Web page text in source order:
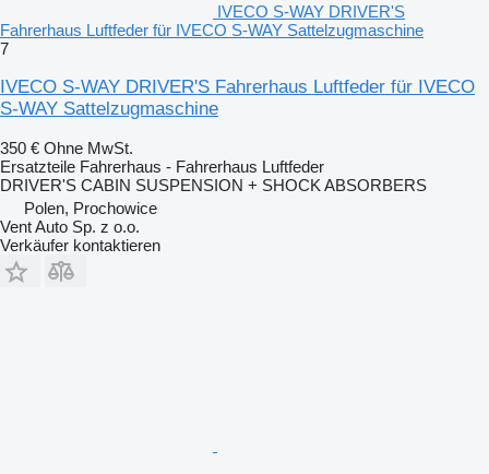
IVECO S-WAY DRIVER'S
Fahrerhaus Luftfeder für IVECO S-WAY Sattelzugmaschine
7
IVECO S-WAY DRIVER'S Fahrerhaus Luftfeder für IVECO
S-WAY Sattelzugmaschine
350 € Ohne MwSt.
Ersatzteile Fahrerhaus - Fahrerhaus Luftfeder
DRIVER'S CABIN SUSPENSION + SHOCK ABSORBERS
Polen, Prochowice
Vent Auto Sp. z o.o.
Verkäufer kontaktieren